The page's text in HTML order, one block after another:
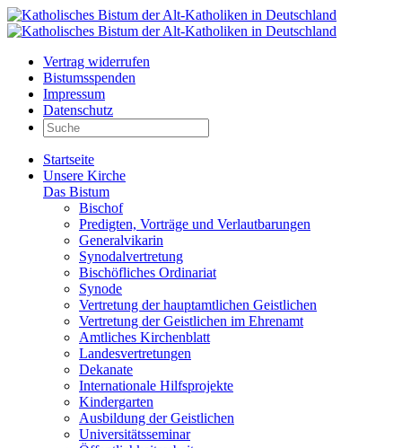
Vertrag widerrufen
Bistumsspenden
Impressum
Datenschutz
Startseite
Unsere Kirche
Das Bistum
Bischof
Predigten, Vorträge und Verlautbarungen
Generalvikarin
Synodalvertretung
Bischöfliches Ordinariat
Synode
Vertretung der hauptamtlichen Geistlichen
Vertretung der Geistlichen im Ehrenamt
Amtliches Kirchenblatt
Landesvertretungen
Dekanate
Internationale Hilfsprojekte
Kindergarten
Ausbildung der Geistlichen
Universitätsseminar